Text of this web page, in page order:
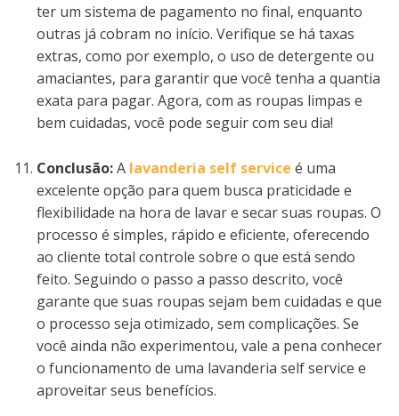
ter um sistema de pagamento no final, enquanto
outras já cobram no início. Verifique se há taxas
extras, como por exemplo, o uso de detergente ou
amaciantes, para garantir que você tenha a quantia
exata para pagar. Agora, com as roupas limpas e
bem cuidadas, você pode seguir com seu dia!
Conclusão:A lavanderia self service é uma
excelente opção para quem busca praticidade e
flexibilidade na hora de lavar e secar suas roupas. O
processo é simples, rápido e eficiente, oferecendo
ao cliente total controle sobre o que está sendo
feito. Seguindo o passo a passo descrito, você
garante que suas roupas sejam bem cuidadas e que
o processo seja otimizado, sem complicações. Se
você ainda não experimentou, vale a pena conhecer
o funcionamento de uma lavanderia self service e
aproveitar seus benefícios.